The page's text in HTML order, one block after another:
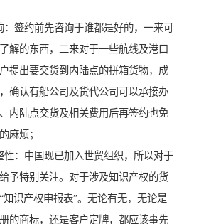
：签约前先咨询于谁都是好的，一来可
解的东西，二来对于一些航线及港口
提出要交货到内陆点的拼箱货物，成
确认有船公司及货代公司可以承接办
内陆点交货及相关费用后再签约也免
麻烦；
性：中国现已加入世贸组织，所以对于
予特别关注。对于涉及知识产权的货
知识产权申报表”。无论有无，无论是
的商标，还是客户定牌，都应该事先